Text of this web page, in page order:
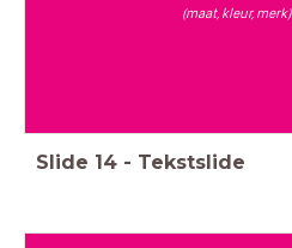
(maat, kleur, merk)
Slide 14 - Tekstslide